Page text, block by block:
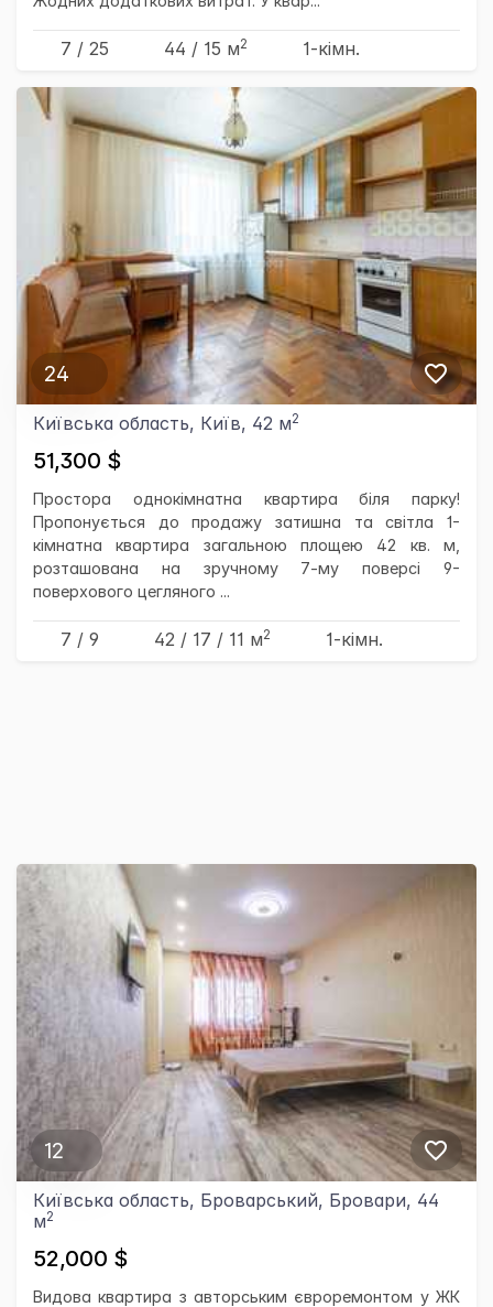
7 / 25 44 / 15 м2 1-кімн.
24
Київська область, Київ, 42 м2
51,300 $
Простора однокімнатна квартира біля парку!
Пропонується до продажу затишна та світла 1-
кімнатна квартира загальною площею 42 кв. м,
розташована на зручному 7-му поверсі 9-
поверхового цегляного ...
7 / 9 42 / 17 / 11 м2 1-кімн.
12
Київська область, Броварський, Бровари, 44
м2
52,000 $
Видова квартира з авторським євроремонтом у ЖК